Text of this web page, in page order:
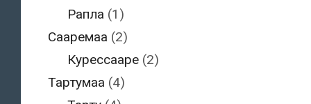
Рапла (1)
Сааремаа (2)
Курессааре (2)
Тартумаа (4)